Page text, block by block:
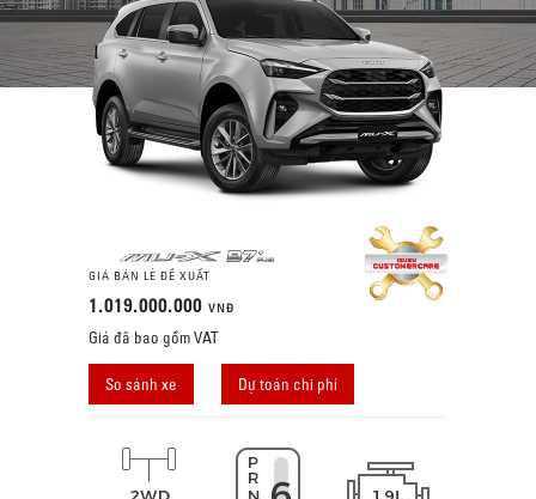
GIÁ BÁN LẺ ĐỀ XUẤT
1.019.000.000 VNĐ
Giá đã bao gồm VAT
So sánh xe Dự toán chi phí